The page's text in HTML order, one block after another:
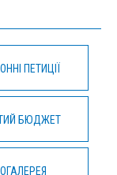
ПЕТИЦІЇ
БЮДЖЕТ